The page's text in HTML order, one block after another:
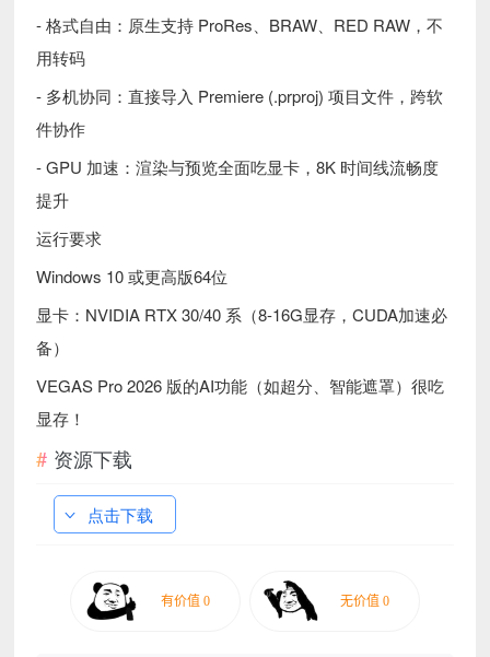
- 格式自由：原生支持 ProRes、BRAW、RED RAW，不
用转码
- 多机协同：直接导入 Premiere (.prproj) 项目文件，跨软
件协作
- GPU 加速：渲染与预览全面吃显卡，8K 时间线流畅度
提升
运行要求
Windows 10 或更高版64位
显卡：NVIDIA RTX 30/40 系（8-16G显存，CUDA加速必
备）
VEGAS Pro 2026 版的AI功能（如超分、智能遮罩）很吃
显存！
资源下载
点击下载